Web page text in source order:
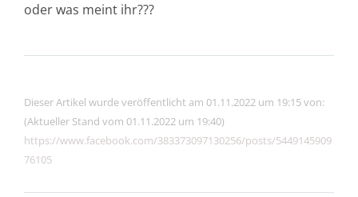
oder was meint ihr???
Dieser Artikel wurde veröffentlicht am 01.11.2022 um 19:15 von:
(Aktueller Stand vom 01.11.2022 um 19:40)
https://www.facebook.com/383373097130256/posts/5449145909
76105